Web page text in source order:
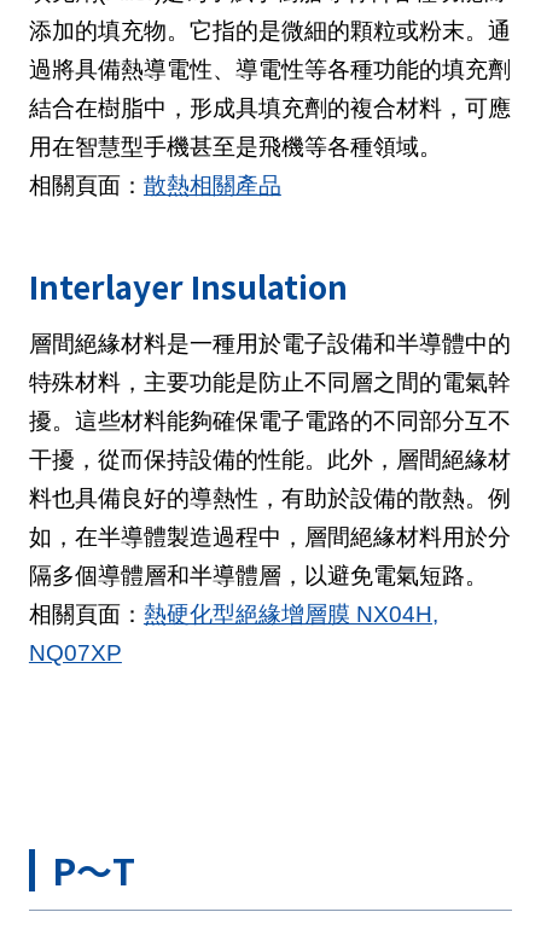
添加的填充物。它指的是微細的顆粒或粉末。通
過將具備熱導電性、導電性等各種功能的填充劑
結合在樹脂中，形成具填充劑的複合材料，可應
用在智慧型手機甚至是飛機等各種領域。
相關頁面： 散熱相關產品
Interlayer Insulation
層間絕緣材料是一種用於電子設備和半導體中的
特殊材料，主要功能是防止不同層之間的電氣幹
擾。這些材料能夠確保電子電路的不同部分互不
干擾，從而保持設備的性能。此外，層間絕緣材
料也具備良好的導熱性，有助於設備的散熱。例
如，在半導體製造過程中，層間絕緣材料用於分
隔多個導體層和半導體層，以避免電氣短路。
相關頁面： 熱硬化型絕緣增層膜 NX04H,
NQ07XP
P～T